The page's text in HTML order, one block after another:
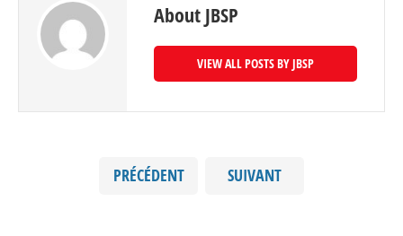
About JBSP
VIEW ALL POSTS BY JBSP
PRÉCÉDENT SUIVANT